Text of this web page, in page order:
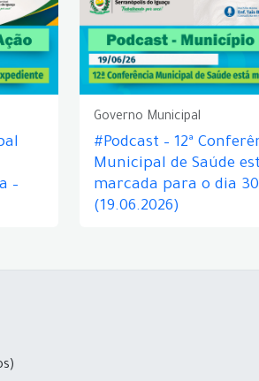
–
Governo Municipal
#Podcast – 12ª
Municipal de Saúde
marcada para o dia 30
(19.06.2026)